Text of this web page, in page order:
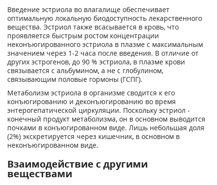
Введение эстриола во влагалище обеспечивает
оптимальную локальную биодоступность лекарственного
вещества. Эстриол также всасывается в кровь, что
проявляется быстрым ростом концентрации
неконъюгированного эстриола в плазме с максимальным
значением через 1-2 часа после введения. В отличие от
других эстрогенов, до 90 % эстриола, в плазме крови
связывается с альбумином, а не с глобулином,
связывающим половые гормоны (ГСПГ).
Метаболизм эстриола в организме сводится к его
конъюгированию и деконъюгированию во время
энтерогепатической циркуляции. Поскольку эстриол -
конечный продукт мета­болизма, он в основном выводится
почками в конъюгированном виде. Лишь небольшая доля
(2%) экскретируется через кишечник, в основном в
неконъюгированном виде.
Взаимодействие с другими
веществами